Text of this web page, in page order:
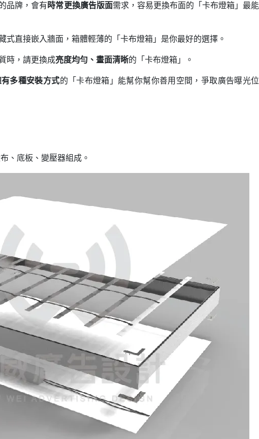
品牌，會有 時常更換廣告版面需求，容易更換布面的「卡布燈箱」最能
式直接嵌入牆面，箱體輕薄的「卡布燈箱」是你最好的選擇。
時，請更換成亮度均勻、畫面清晰的「卡布燈箱」。
有多種安裝方式的「卡布燈箱」能幫你幫你善用空間，爭取廣告曝光位
、底板、變壓器組成。